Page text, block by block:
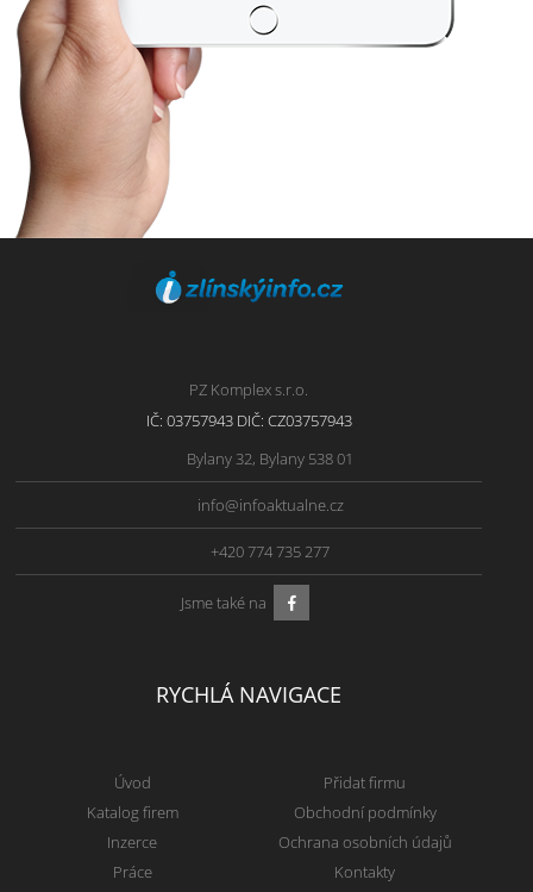
PZ Komplex s.r.o.
IČ: 03757943 DIČ: CZ03757943
Bylany 32, Bylany 538 01
info@infoaktualne.cz
+420 774 735 277
Jsme také na
RYCHLÁ NAVIGACE
Úvod
Katalog firem
Inzerce
Práce
Přidat firmu
Obchodní podmínky
Ochrana osobních údajů
Kontakty